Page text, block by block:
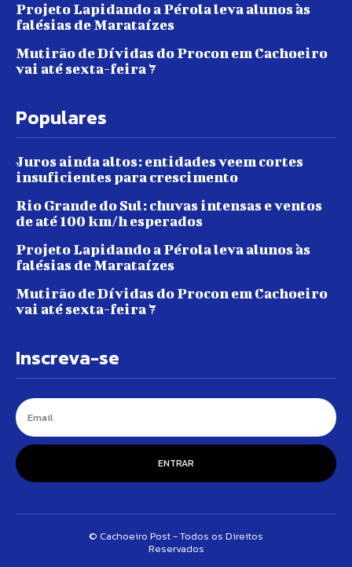
Projeto Lapidando a Pérola leva alunos às
falésias de Marataízes
Mutirão de Dívidas do Procon em Cachoeiro
vai até sexta-feira 7
Populares
Juros ainda altos: entidades veem cortes
insuficientes para crescimento
Rio Grande do Sul: chuvas intensas e ventos
de até 100 km/h esperados
Projeto Lapidando a Pérola leva alunos às
falésias de Marataízes
Mutirão de Dívidas do Procon em Cachoeiro
vai até sexta-feira 7
Inscreva-se
ENTRAR
© Cachoeiro Post - Todos os Direitos
Reservados